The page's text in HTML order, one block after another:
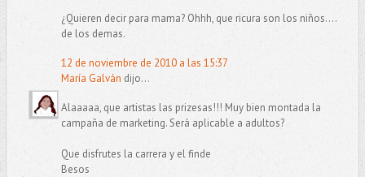
¿Quieren decir para mama? Ohhh, que ricura son los niños....
de los demas.
12 de noviembre de 2010 a las 15:37
María Galván dijo...
Alaaaaa, que artistas las prizesas!!! Muy bien montada la
campaña de marketing. Será aplicable a adultos?
Que disfrutes la carrera y el finde
Besos